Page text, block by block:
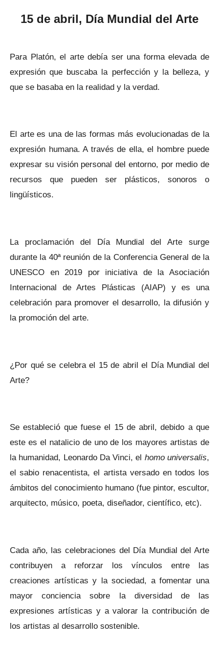
15 de abril, Día Mundial del Arte
Para Platón, el arte debía ser una forma elevada de
expresión que buscaba la perfección y la belleza, y
que se basaba en la realidad y la verdad.
El arte es una de las formas más evolucionadas de la
expresión humana. A través de ella, el hombre puede
expresar su visión personal del entorno, por medio de
recursos que pueden ser plásticos, sonoros o
lingüísticos.
La proclamación del Día Mundial del Arte surge
durante la 40ª reunión de la Conferencia General de la
UNESCO en 2019 por iniciativa de la Asociación
Internacional de Artes Plásticas (AIAP) y es una
celebración para promover el desarrollo, la difusión y
la promoción del arte.
¿Por qué se celebra el 15 de abril el Día Mundial del
Arte?
Se estableció que fuese el 15 de abril, debido a que
este es el natalicio de uno de los mayores artistas de
la humanidad, Leonardo Da Vinci, el homo universalis,
el sabio renacentista, el artista versado en todos los
ámbitos del conocimiento humano (fue pintor, escultor,
arquitecto, músico, poeta, diseñador, científico, etc).
Cada año, las celebraciones del Día Mundial del Arte
contribuyen a reforzar los vínculos entre las
creaciones artísticas y la sociedad, a fomentar una
mayor conciencia sobre la diversidad de las
expresiones artísticas y a valorar la contribución de
los artistas al desarrollo sostenible.